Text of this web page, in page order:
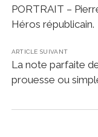
PORTRAIT –
Héros républicain.
ARTICLE SUIVANT
La note parfaite
prouesse ou